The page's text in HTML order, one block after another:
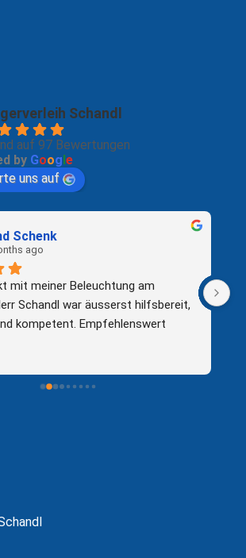
Schandl
auf 97 Bewertungen
by Goog e
uns auf
Schenk
ago
mit meiner Beleuchtung am
Schandl war äusserst hilfsbereit,
kompetent. Empfehlenswert